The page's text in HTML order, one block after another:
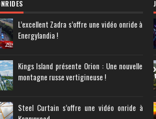
L’excellent Zadra s’offre une vidéo onride à
Energylandia !
Kings Island présente Orion : Une nouvelle
montagne russe vertigineuse !
Steel Curtain s’offre une vidéo onride à